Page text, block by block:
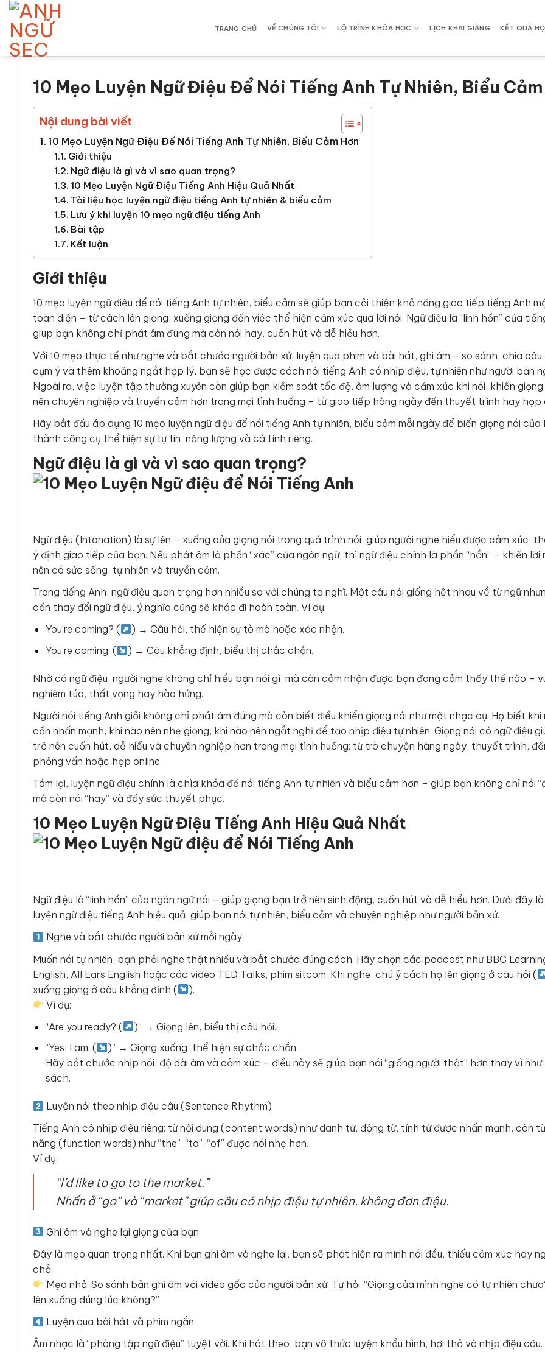
Bỏ
qua
nội
dung
TRANG CHỦ VỀ CHÚNG TÔI LỘ TRÌNH KHÓA HỌC LỊCH KHAI GIẢNG KẾT QUẢ
10 Mẹo Luyện Ngữ Điệu Để Nói Tiếng Anh Tự Nhiên, Biểu
Nội dung bài viết
10 Mẹo Luyện Ngữ Điệu Để Nói Tiếng Anh Tự Nhiên, Biểu Cảm Hơn
Giới thiệu
Ngữ điệu là gì và vì sao quan trọng?
10 Mẹo Luyện Ngữ Điệu Tiếng Anh Hiệu Quả Nhất
Tài liệu học luyện ngữ điệu tiếng Anh tự nhiên & biểu cảm
Lưu ý khi luyện 10 mẹo ngữ điệu tiếng Anh
Bài tập
Kết luận
Giới thiệu
10 mẹo luyện ngữ điệu để nói tiếng Anh tự nhiên, biểu cảm sẽ giúp bạn cải thiện khả năng giao tiếp tiếng Anh
toàn diện – từ cách lên giọng, xuống giọng đến việc thể hiện cảm xúc qua lời nói. Ngữ điệu là “linh hồn” của
giúp bạn không chỉ phát âm đúng mà còn nói hay, cuốn hút và dễ hiểu hơn.
Với 10 mẹo thực tế như nghe và bắt chước người bản xứ, luyện qua phim và bài hát, ghi âm – so sánh, chia
cụm ý và thêm khoảng ngắt hợp lý, bạn sẽ học được cách nói tiếng Anh có nhịp điệu, tự nhiên như người bản
Ngoài ra, việc luyện tập thường xuyên còn giúp bạn kiểm soát tốc độ, âm lượng và cảm xúc khi nói, khiến
nên chuyên nghiệp và truyền cảm hơn trong mọi tình huống – từ giao tiếp hàng ngày đến thuyết trình hay họp
Hãy bắt đầu áp dụng 10 mẹo luyện ngữ điệu để nói tiếng Anh tự nhiên, biểu cảm mỗi ngày để biến giọng nói của
thành công cụ thể hiện sự tự tin, năng lượng và cá tính riêng.
Ngữ điệu là gì và vì sao quan trọng?
Ngữ điệu (Intonation) là sự lên – xuống của giọng nói trong quá trình nói, giúp người nghe hiểu được cảm xúc,
ý định giao tiếp của bạn. Nếu phát âm là phần “xác” của ngôn ngữ, thì ngữ điệu chính là phần “hồn” – khiến lời
nên có sức sống, tự nhiên và truyền cảm.
Trong tiếng Anh, ngữ điệu quan trọng hơn nhiều so với chúng ta nghĩ. Một câu nói giống hệt nhau về từ ngữ
cần thay đổi ngữ điệu, ý nghĩa cũng sẽ khác đi hoàn toàn. Ví dụ:
You’re coming? (
) → Câu hỏi, thể hiện sự tò mò hoặc xác nhận.
You’re coming. (
) → Câu khẳng định, biểu thị chắc chắn.
Nhờ có ngữ điệu, người nghe không chỉ hiểu bạn nói gì, mà còn cảm nhận được bạn đang cảm thấy thế nào –
nghiêm túc, thất vọng hay hào hứng.
Người nói tiếng Anh giỏi không chỉ phát âm đúng mà còn biết điều khiển giọng nói như một nhạc cụ. Họ biết khi
cần nhấn mạnh, khi nào nên nhẹ giọng, khi nào nên ngắt nghỉ để tạo nhịp điệu tự nhiên. Giọng nói có ngữ điệu
trở nên cuốn hút, dễ hiểu và chuyên nghiệp hơn trong mọi tình huống: từ trò chuyện hàng ngày, thuyết trình,
phỏng vấn hoặc họp online.
Tóm lại, luyện ngữ điệu chính là chìa khóa để nói tiếng Anh tự nhiên và biểu cảm hơn – giúp bạn không chỉ nói
mà còn nói “hay” và đầy sức thuyết phục.
10 Mẹo Luyện Ngữ Điệu Tiếng Anh Hiệu Quả Nhất
Ngữ điệu là “linh hồn” của ngôn ngữ nói – giúp giọng bạn trở nên sinh động, cuốn hút và dễ hiểu hơn. Dưới đây là
luyện ngữ điệu tiếng Anh hiệu quả, giúp bạn nói tự nhiên, biểu cảm và chuyên nghiệp như người bản xứ.
Nghe và bắt chước người bản xứ mỗi ngày
Muốn nói tự nhiên, bạn phải nghe thật nhiều và bắt chước đúng cách. Hãy chọn các podcast như BBC
English, All Ears English hoặc các video TED Talks, phim sitcom. Khi nghe, chú ý cách họ lên giọng ở câu hỏi (
xuống giọng ở câu khẳng định (
).
Ví dụ:
“Are you ready? (
)” → Giọng lên, biểu thị câu hỏi.
“Yes, I am. (
)” → Giọng xuống, thể hiện sự chắc chắn.
Hãy bắt chước nhịp nói, độ dài âm và cảm xúc – điều này sẽ giúp bạn nói “giống người thật” hơn thay vì
sách.
Luyện nói theo nhịp điệu câu (Sentence Rhythm)
Tiếng Anh có nhịp điệu riêng: từ nội dung (content words) như danh từ, động từ, tính từ được nhấn mạnh, còn
năng (function words) như “the”, “to”, “of” được nói nhẹ hơn.
Ví dụ:
“I’d like to go to the market.”
Nhấn ở “go” và “market” giúp câu có nhịp điệu tự nhiên, không đơn điệu.
Ghi âm và nghe lại giọng của bạn
Đây là mẹo quan trọng nhất. Khi bạn ghi âm và nghe lại, bạn sẽ phát hiện ra mình nói đều, thiếu cảm xúc hay
chỗ.
Mẹo nhỏ: So sánh bản ghi âm với video gốc của người bản xứ. Tự hỏi: “Giọng của mình nghe có tự nhiên
lên xuống đúng lúc không?”
Luyện qua bài hát và phim ngắn
Âm nhạc là “phòng tập ngữ điệu” tuyệt vời. Khi hát theo, bạn vô thức luyện khẩu hình, hơi thở và nhịp điệu câu.